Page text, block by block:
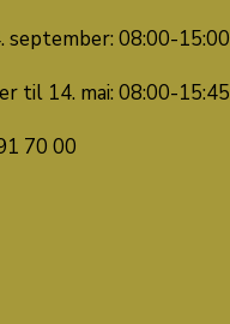
september: 08:00-15:00
til 14. mai: 08:00-15:45
70 00